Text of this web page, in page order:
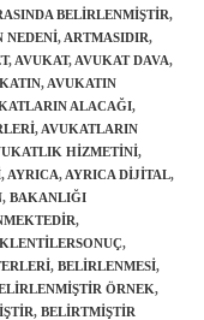
BELIRLENMIŞTIR,
NEDENI, ARTMASIDIR,
, AVUKAT, AVUKAT DAVA,
, AVUKATIN
ALACAĞI,
, AVUKATLARIN
HIZMETINI,
, AYRICA, AYRICA DIJITAL,
, BAKANLIĞI
,
,
, BELIRLENMESI,
ÖRNEK,
, BELIRTMIŞTIR